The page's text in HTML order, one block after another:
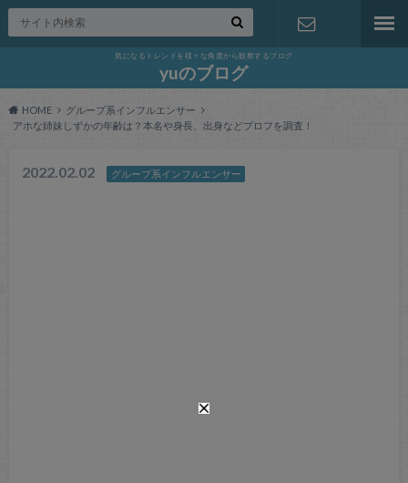
気になるトレンドを様々な角度から観察するブログ
yuのブログ
HOME
グループ系インフルエンサー
アホな姉妹しずかの年齢は？本名や身長、出身などプロフを調査！
2022.02.02 グループ系インフルエンサー